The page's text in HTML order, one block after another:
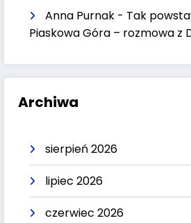
Anna Purnak - Tak
Piaskowa Góra – rozmowa z
Archiwa
sierpień 2026
lipiec 2026
czerwiec 2026